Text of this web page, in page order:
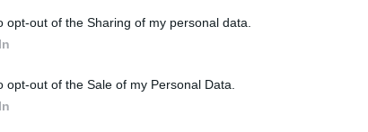
opt-out of the Sharing of my personal data.
opt-out of the Sale of my Personal Data.
s naším jménem
který Jakub Patočka,
dny adresoval Radě